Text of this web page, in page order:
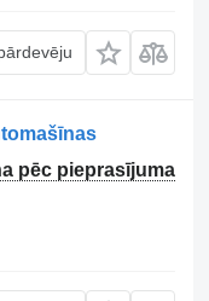
pēc pieprasījuma